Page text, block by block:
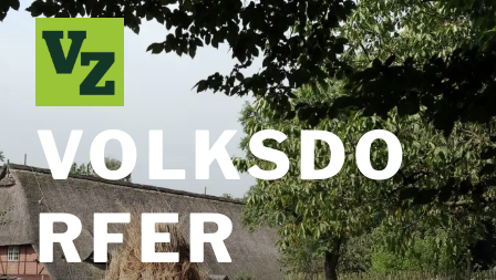
Zum
Inhalt
springen
VOLKSDO
RFER